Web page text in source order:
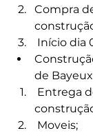
Compra
Início dia
de
Moveis;